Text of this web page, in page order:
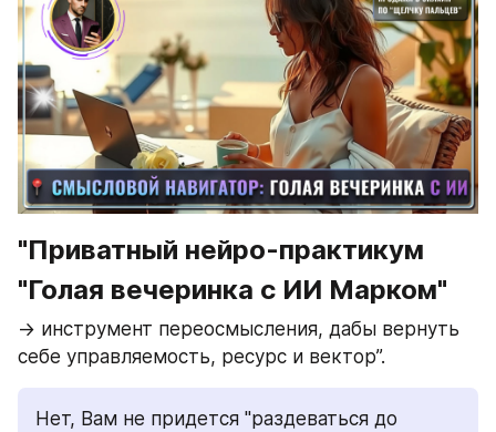
"Приватный нейро-практикум
"Голая вечеринка с ИИ Марком"
→ инструмент переосмысления, дабы вернуть
себе управляемость, ресурс и вектор”.
Нет, Вам не придется "раздеваться до